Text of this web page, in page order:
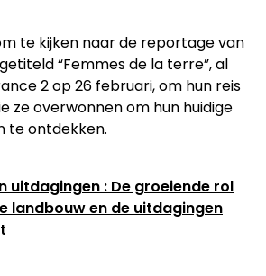
te kijken naar de reportage van
“Femmes de la terre”, al
2 op 26 februari, om hun reis
ze overwonnen om hun huidige
te ontdekken.
uitdagingen : De groeiende rol
landbouw en de uitdagingen